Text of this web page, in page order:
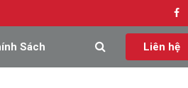
Sách Liên hệ